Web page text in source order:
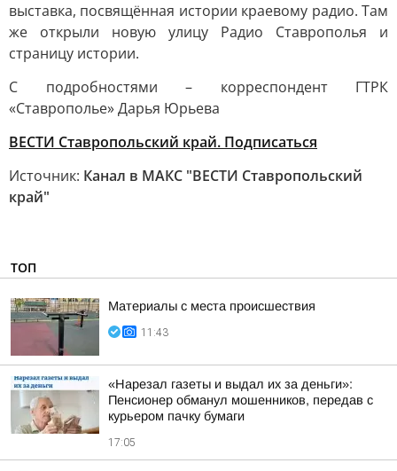
выставка, посвящённая истории краевому радио. Там
же открыли новую улицу Радио Ставрополья и
страницу истории.
С подробностями – корреспондент ГТРК
«Ставрополье» Дарья Юрьева
ВЕСТИ Ставропольский край. Подписаться
Источник: Канал в МАКС "ВЕСТИ Ставропольский
край"
ТОП
Материалы с места происшествия
11:43
«Нарезал газеты и выдал их за деньги»:
Пенсионер обманул мошенников, передав с
курьером пачку бумаги
17:05